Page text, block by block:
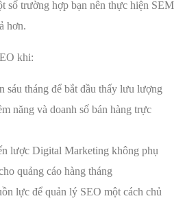
số trường hợp bạn nên thực hiện SEM
hơn.
khi:
sáu tháng để bắt đầu thấy lưu lượng
năng và doanh số bán hàng trực
lược Digital Marketing không phụ
quảng cáo hàng tháng
lực để quản lý SEO một cách chủ